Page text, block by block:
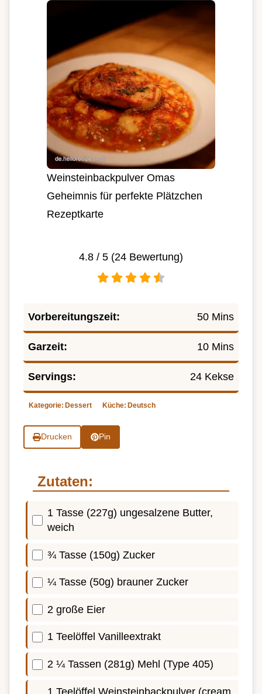
Weinsteinbackpulver Omas
Geheimnis für perfekte Plätzchen
Rezeptkarte
4.8 / 5 (24 Bewertung)
Vorbereitungszeit: 50 Mins
Garzeit: 10 Mins
Servings: 24 Kekse
Kategorie: Dessert Küche: Deutsch
Drucken Pin
Zutaten:
1 Tasse (227g) ungesalzene Butter,
weich
¾ Tasse (150g) Zucker
¼ Tasse (50g) brauner Zucker
2 große Eier
1 Teelöffel Vanilleextrakt
2 ¼ Tassen (281g) Mehl (Type 405)
1 Teelöffel Weinsteinbackpulver (cream